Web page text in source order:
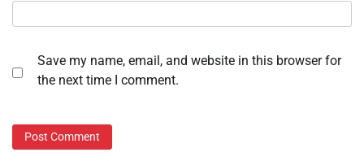
Save my name, email, and website in this browser for
the next time I comment.